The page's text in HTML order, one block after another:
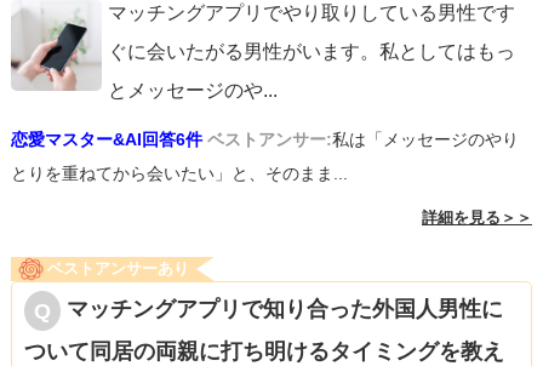
マッチングアプリでやり取りしている男性です
ぐに会いたがる男性がいます。私としてはもっ
とメッセージのや...
恋愛マスター&AI回答6件 ベストアンサー:私は「メッセージのやり
とりを重ねてから会いたい」と、そのまま...
詳細を見る＞＞
ベストアンサーあり
マッチングアプリで知り合った外国人男性に
ついて同居の両親に打ち明けるタイミングを教え